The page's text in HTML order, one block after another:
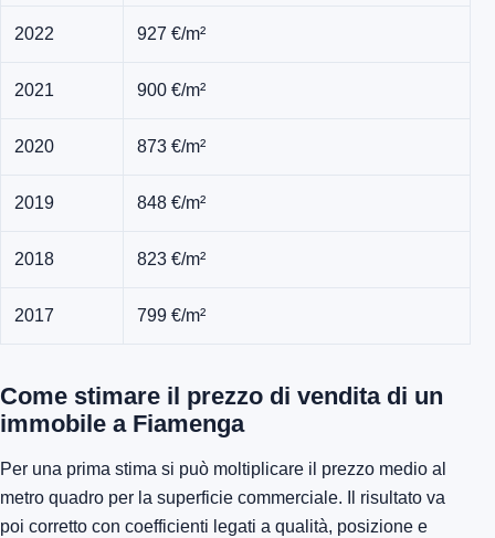
2022 927 €/m²
2021 900 €/m²
2020 873 €/m²
2019 848 €/m²
2018 823 €/m²
2017 799 €/m²
Come stimare il prezzo di vendita di un
immobile a Fiamenga
Per una prima stima si può moltiplicare il prezzo medio al
metro quadro per la superficie commerciale. Il risultato va
poi corretto con coefficienti legati a qualità, posizione e